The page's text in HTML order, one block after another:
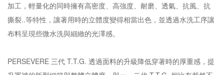
加工，輕量化的同時擁有高密度、高強度、耐磨、透氣、抗風、抗
撕裂..等特性，讓著用時的立體度變得相當出色，並透過水洗工序讓
布料呈現些微水洗與細緻的光澤感。
PERSEVERE 三代 T.T.G. 透過面料的升級降低穿著時的厚重感，提